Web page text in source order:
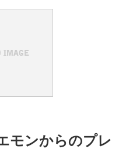
モンからのプレ